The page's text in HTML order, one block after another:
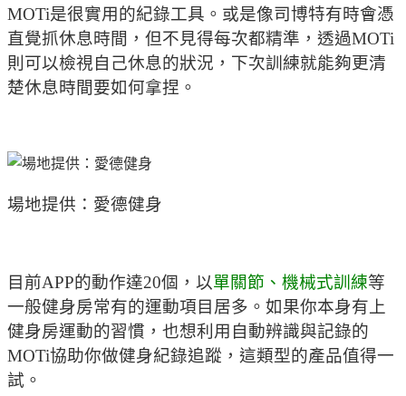
MOTi是很實用的紀錄工具。或是像司博特有時會憑
直覺抓休息時間，但不見得每次都精準，透過MOTi
則可以檢視自己休息的狀況，下次訓練就能夠更清
楚休息時間要如何拿捏。
場地提供：愛德健身
目前APP的動作達20個，以單關節、機械式訓練等
一般健身房常有的運動項目居多。如果你本身有上
健身房運動的習慣，也想利用自動辨識與記錄的
MOTi協助你做健身紀錄追蹤，這類型的產品值得一
試。